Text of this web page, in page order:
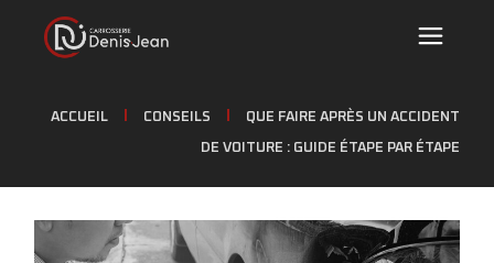
ACCUEIL CONSEILS QUE FAIRE APRÈS UN ACCIDENT
DE VOITURE : GUIDE ÉTAPE PAR ÉTAPE